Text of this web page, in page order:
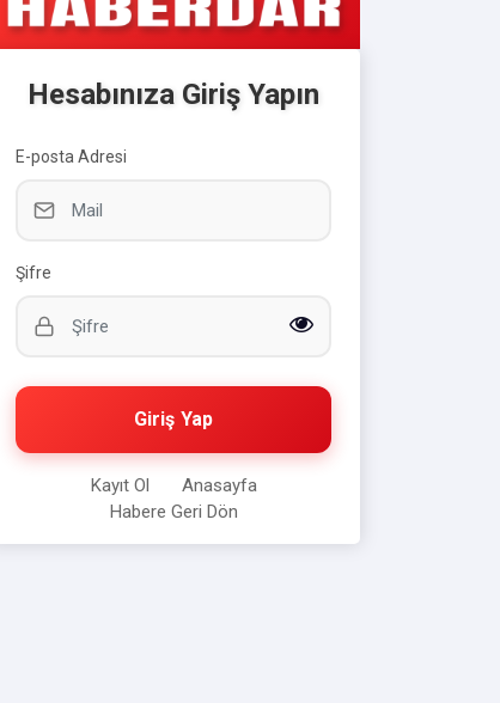
Hesabınıza Giriş Yapın
E-posta Adresi
Şifre
Giriş Yap
Kayıt Ol
Anasayfa
Habere Geri Dön